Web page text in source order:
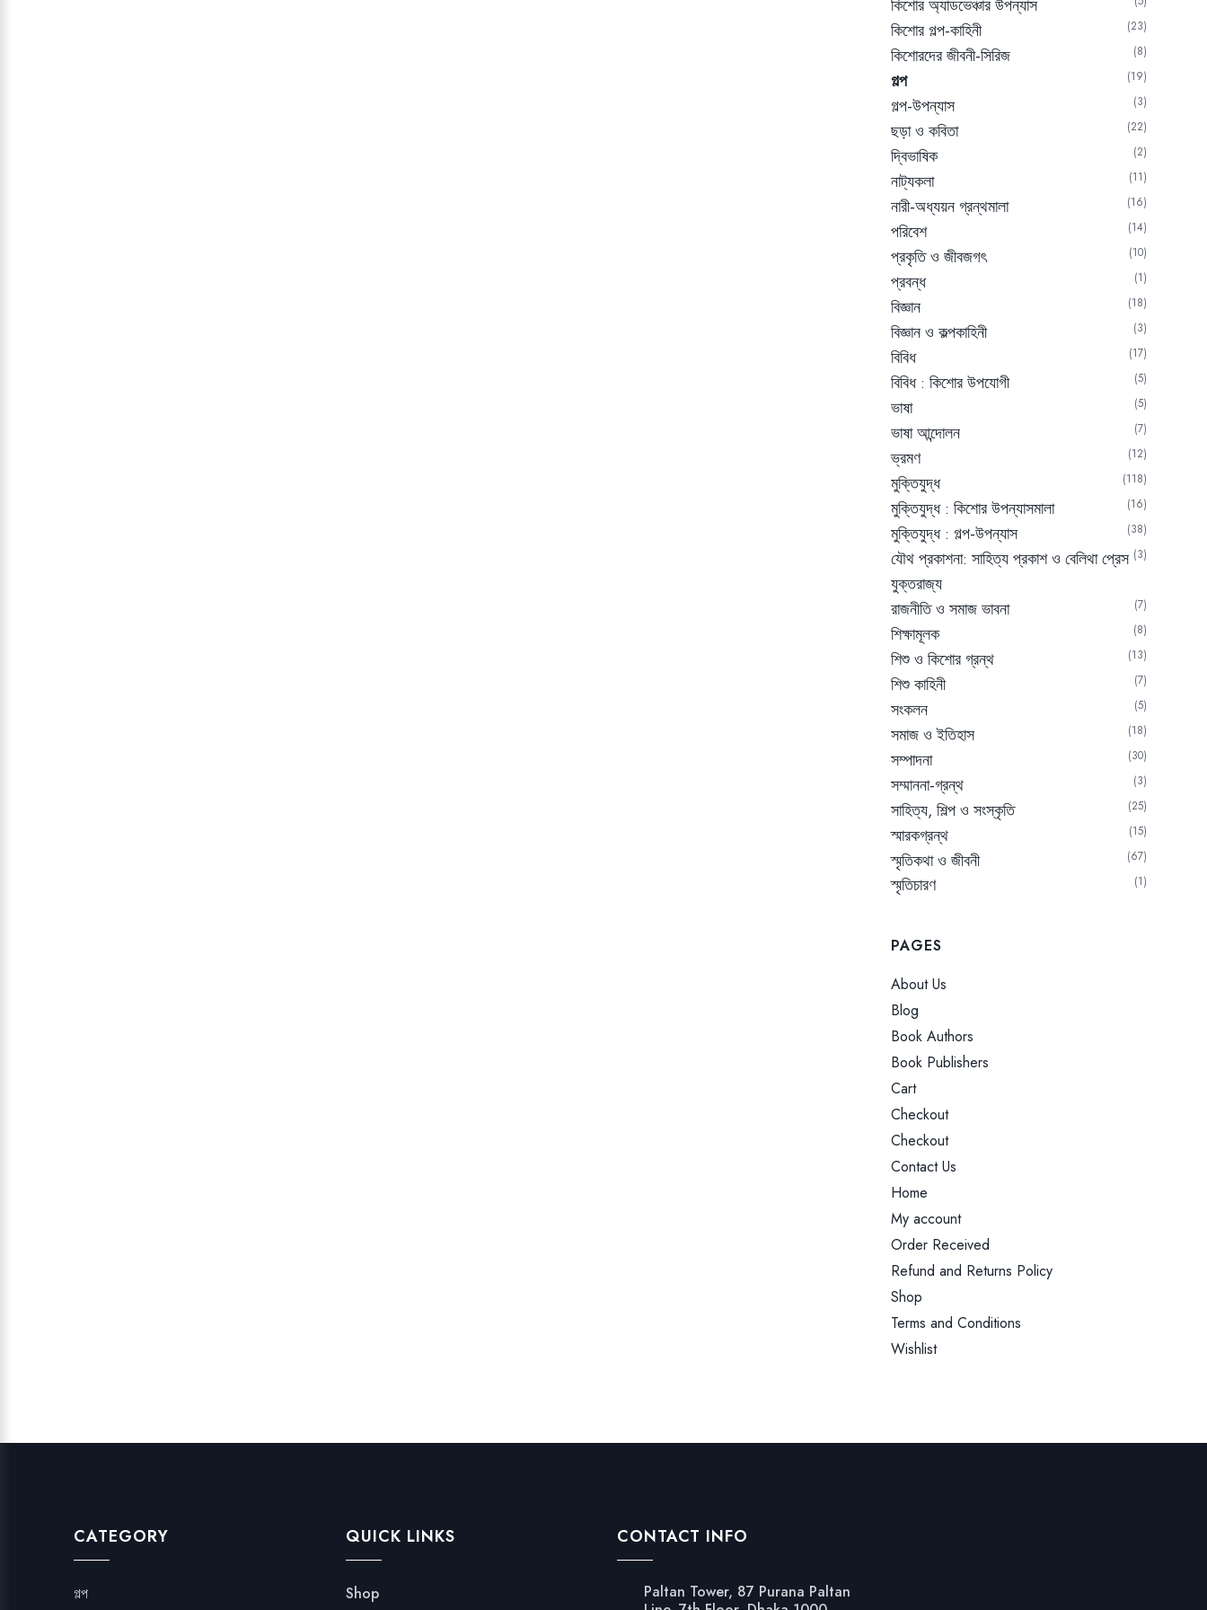
কিশোর অ্যাডভেঞ্চার উপন্যাস
কিশোর গল্প-কাহিনী 23
কিশোরদের জীবনী-সিরিজ 8
গল্প 19
গল্প-উপন্যাস 3
ছড়া ও কবিতা 22
দ্বিভাষিক 2
নাট্যকলা 11
নারী-অধ্যয়ন গ্রন্থমালা 16
পরিবেশ 14
প্রকৃতি ও জীবজগৎ 10
প্রবন্ধ 1
বিজ্ঞান 18
বিজ্ঞান ও কল্পকাহিনী 3
বিবিধ 17
বিবিধ : কিশোর উপযোগী 5
ভাষা 5
ভাষা আন্দোলন 7
ভ্রমণ 12
মুক্তিযুদ্ধ 118
মুক্তিযুদ্ধ : কিশোর উপন্যাসমালা 16
মুক্তিযুদ্ধ : গল্প-উপন্যাস 38
যৌথ প্রকাশনা: সাহিত্য প্রকাশ ও বেলিথা প্রেস
যুক্তরাজ্য
3
রাজনীতি ও সমাজ ভাবনা 7
শিক্ষামূলক 8
শিশু ও কিশোর গ্রন্থ 13
শিশু কাহিনী 7
সংকলন 5
সমাজ ও ইতিহাস 18
সম্পাদনা 30
সম্মাননা-গ্রন্থ 3
সাহিত্য, শিল্প ও সংস্কৃতি 25
স্মারকগ্রন্থ 15
স্মৃতিকথা ও জীবনী 67
স্মৃতিচারণ 1
PAGES
About Us
Blog
Book Authors
Book Publishers
Cart
Checkout
Checkout
Contact Us
Home
My account
Order Received
Refund and Returns Policy
Shop
Terms and Conditions
Wishlist
CATEGORY
গল্প
QUICK LINKS
Shop
CONTACT INFO
Paltan Tower, 87 Purana Paltan